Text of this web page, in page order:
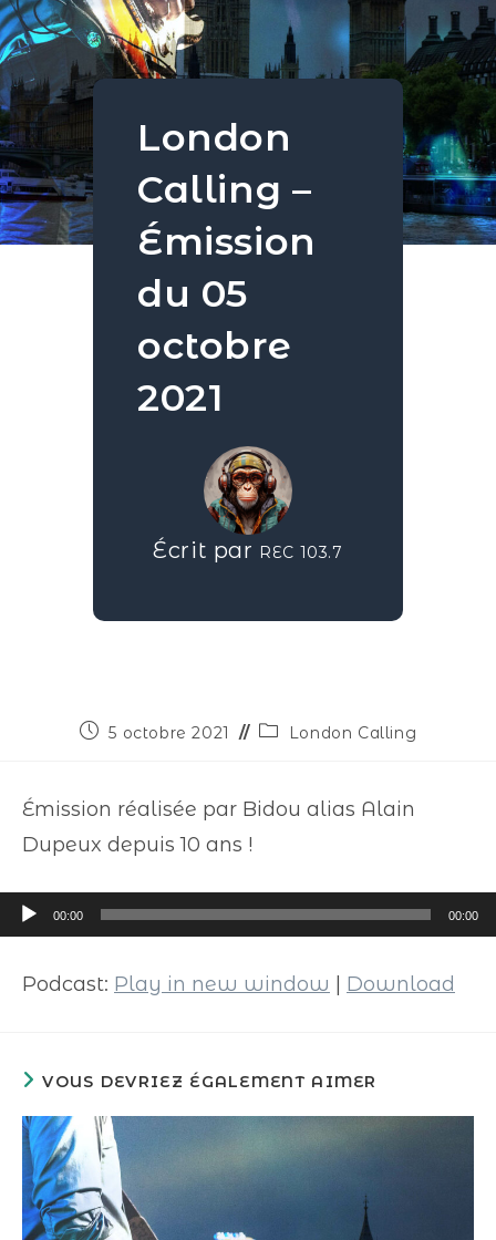
London
Calling –
Émission
du 05
octobre
2021
Écrit par REC 103.7
5 octobre 2021 London Calling
Émission réalisée par Bidou alias Alain
Dupeux depuis 10 ans !
Lecteur
audio
00:00 00:00
Podcast: Play in new window Download
VOUS DEVRIEZ ÉGALEMENT AIMER